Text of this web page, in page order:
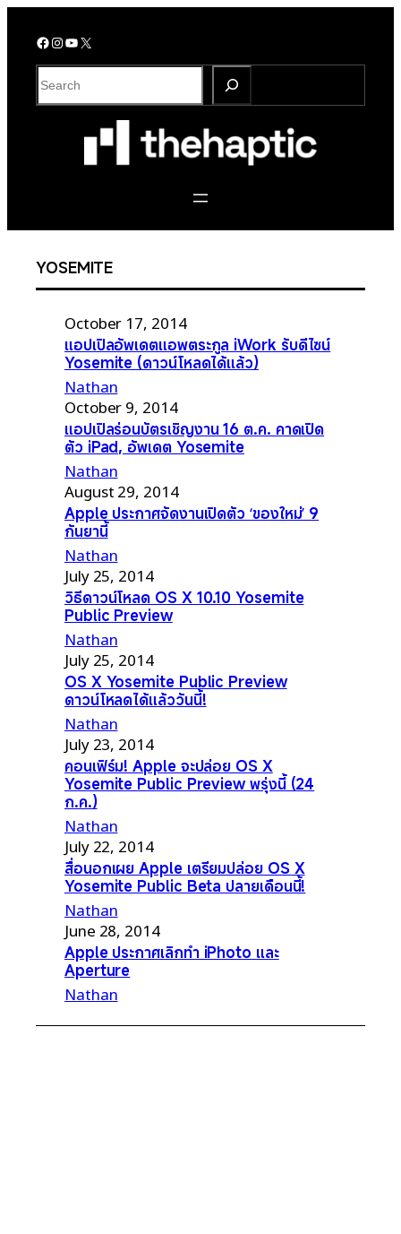
Facebook InstagramYouTube X
S
e
YOSEMITE
October 17, 2014
แอปเปิลอัพเดตแอพตระกูล iWork รับดีไซน์
Yosemite (ดาวน์โหลดได้แล้ว)
Nathan
October 9, 2014
แอปเปิลร่อนบัตรเชิญงาน 16 ต.ค. คาดเปิด
ตัว iPad, อัพเดต Yosemite
Nathan
August 29, 2014
Apple ประกาศจัดงานเปิดตัว ‘ของใหม่’ 9
กันยานี้
Nathan
July 25, 2014
วิธีดาวน์โหลด OS X 10.10 Yosemite
Public Preview
Nathan
July 25, 2014
OS X Yosemite Public Preview
ดาวน์โหลดได้แล้ววันนี้!
Nathan
July 23, 2014
คอนเฟิร์ม! Apple จะปล่อย OS X
Yosemite Public Preview พรุ่งนี้ (24
ก.ค.)
Nathan
July 22, 2014
สื่อนอกเผย Apple เตรียมปล่อย OS X
Yosemite Public Beta ปลายเดือนนี้!
Nathan
June 28, 2014
Apple ประกาศเลิกทำ iPhoto และ
Aperture
Nathan